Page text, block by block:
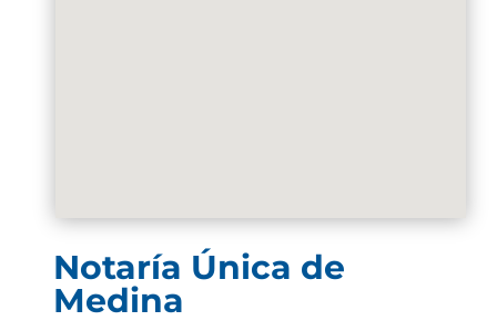
Notaría Única de
Medina